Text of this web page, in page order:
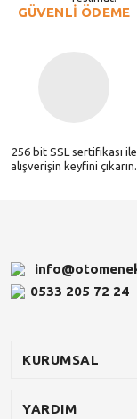
GÜVENLİ ÖDEME
256 bit SSL sertifikası ile
alışverişin keyfini çıkarın.
0533 205 72 24
KURUMSAL
YARDIM